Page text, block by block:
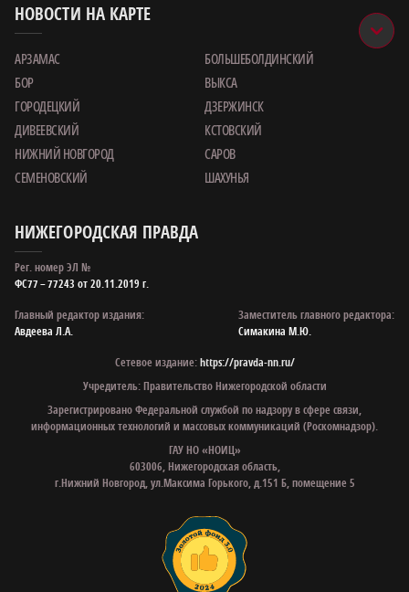
НОВОСТИ НА КАРТЕ
АРЗАМАС
БОЛЬШЕБОЛДИНСКИЙ
БОР
ВЫКСА
ГОРОДЕЦКИЙ
ДЗЕРЖИНСК
ДИВЕЕВСКИЙ
КСТОВСКИЙ
НИЖНИЙ НОВГОРОД
САРОВ
СЕМЕНОВСКИЙ
ШАХУНЬЯ
НИЖЕГОРОДСКАЯ ПРАВДА
Рег. номер ЭЛ №
ФС77 – 77243 от 20.11.2019 г.
Главный редактор издания:
Авдеева Л.А.
Заместитель главного редактора:
Симакина М.Ю.
Сетевое издание:https://pravda-nn.ru/
Учредитель: Правительство Нижегородской области
Зарегистрировано Федеральной службой по надзору в сфере связи,
информационных технологий и массовых коммуникаций (Роскомнадзор).
ГАУ НО «НОИЦ»
603006, Нижегородская область,
г.Нижний Новгород, ул.Максима Горького, д.151 Б, помещение 5